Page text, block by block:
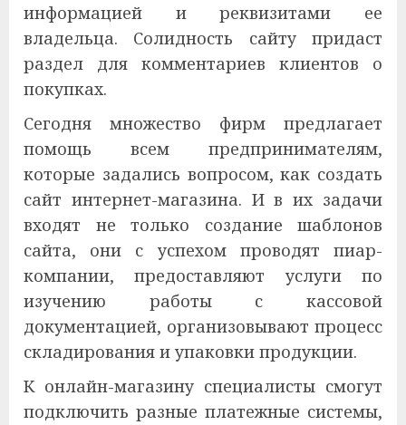
информацией и реквизитами ее
владельца. Солидность сайту придаст
раздел для комментариев клиентов о
покупках.
Сегодня множество фирм предлагает
помощь всем предпринимателям,
которые задались вопросом, как создать
сайт интернет-магазина. И в их задачи
входят не только создание шаблонов
сайта, они с успехом проводят пиар-
компании, предоставляют услуги по
изучению работы с кассовой
документацией, организовывают процесс
складирования и упаковки продукции.
К онлайн-магазину специалисты смогут
подключить разные платежные системы,